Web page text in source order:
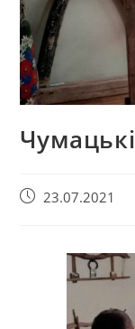
23.07.2021